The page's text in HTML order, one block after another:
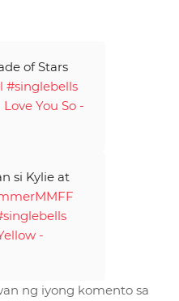
of Stars
#singlebells
You So -
si Kylie at
-
ng iyong komento sa